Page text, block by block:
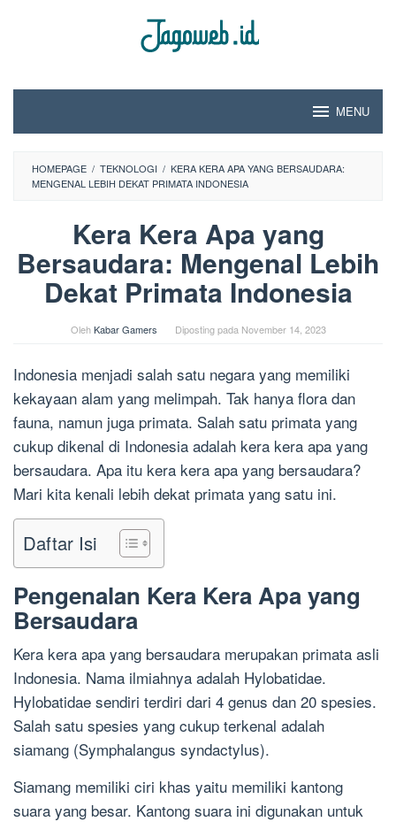
MENU
HOMEPAGE / TEKNOLOGI / KERA KERA APA YANG BERSAUDARA:
MENGENAL LEBIH DEKAT PRIMATA INDONESIA
Kera Kera Apa yang
Bersaudara: Mengenal Lebih
Dekat Primata Indonesia
OlehKabar Gamers Diposting pada November 14, 2023
Indonesia menjadi salah satu negara yang memiliki
kekayaan alam yang melimpah. Tak hanya flora dan
fauna, namun juga primata. Salah satu primata yang
cukup dikenal di Indonesia adalah kera kera apa yang
bersaudara. Apa itu kera kera apa yang bersaudara?
Mari kita kenali lebih dekat primata yang satu ini.
Daftar Isi
Pengenalan Kera Kera Apa yang
Bersaudara
Kera kera apa yang bersaudara merupakan primata asli
Indonesia. Nama ilmiahnya adalah Hylobatidae.
Hylobatidae sendiri terdiri dari 4 genus dan 20 spesies.
Salah satu spesies yang cukup terkenal adalah
siamang (Symphalangus syndactylus).
Siamang memiliki ciri khas yaitu memiliki kantong
suara yang besar. Kantong suara ini digunakan untuk